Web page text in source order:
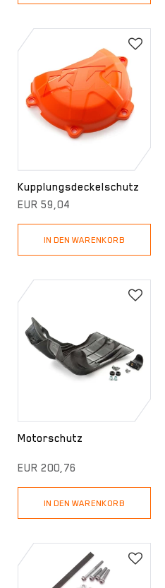
Kupplungsdeckelschutz
EUR 59,04
IN DEN WARENKORB
Motorschutz
EUR 200,76
IN DEN WARENKORB